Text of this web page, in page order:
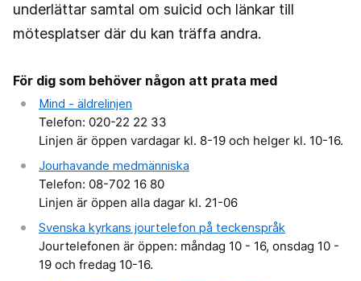
underlättar samtal om suicid och länkar till
mötesplatser där du kan träffa andra.
För dig som behöver någon att prata med
Mind - äldrelinjen
Telefon: 020-22 22 33
Linjen är öppen vardagar kl. 8-19 och helger kl. 10-16.
Jourhavande medmänniska
Telefon: 08-702 16 80
Linjen är öppen alla dagar kl. 21-06
Svenska kyrkans jourtelefon på teckenspråk
Jourtelefonen är öppen: måndag 10 - 16, onsdag 10 -
19 och fredag 10-16.